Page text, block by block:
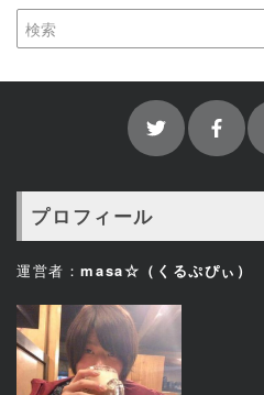
プロフィール
運営者：masa☆（くるぷぴぃ）